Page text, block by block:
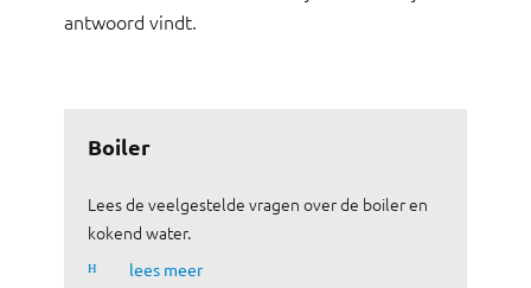
antwoord vindt.
Boiler
Lees de veelgestelde vragen over de boiler en
kokend water.
ʜ lees meer